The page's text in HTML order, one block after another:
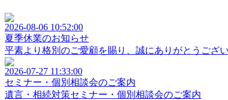
2026-08-06 10:52:00
夏季休業のお知らせ
平素より格別のご愛顧を賜り、誠にありがとうござ
2026-07-27 11:33:00
セミナー・個別相談会のご案内
遺言・相続対策セミナー・個別相談会のご案内